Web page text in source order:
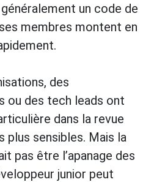
un code de
membres montent en
des
ou des tech leads ont
dans la revue
plus sensibles. Mais la
pas être l’apanage des
junior peut